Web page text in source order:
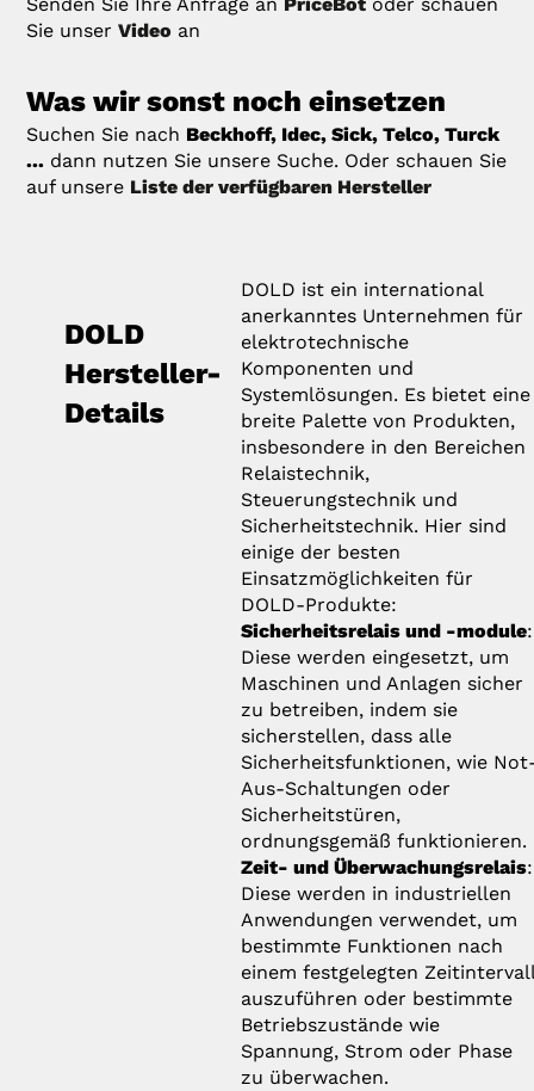
Sie unserVideo an
Was wir sonst noch einsetzen
Suchen Sie nach Beckhoff, Idec, Sick, Telco, Turck
... dann nutzen Sie unsere Suche. Oder schauen Sie
auf unsere Liste der verfügbaren Hersteller
DOLD
Hersteller-
Details
DOLD ist ein international
anerkanntes Unternehmen für
elektrotechnische
Komponenten und
Systemlösungen. Es bietet eine
breite Palette von Produkten,
insbesondere in den Bereichen
Relaistechnik,
Steuerungstechnik und
Sicherheitstechnik. Hier sind
einige der besten
Einsatzmöglichkeiten für
DOLD-Produkte:
Sicherheitsrelais und -module:
Diese werden eingesetzt, um
Maschinen und Anlagen sicher
zu betreiben, indem sie
sicherstellen, dass alle
Sicherheitsfunktionen, wie
Aus-Schaltungen oder
Sicherheitstüren,
ordnungsgemäß funktionieren.
Zeit- und Überwachungsrelais:
Diese werden in industriellen
Anwendungen verwendet, um
bestimmte Funktionen nach
einem festgelegten
auszuführen oder bestimmte
Betriebszustände wie
Spannung, Strom oder Phase
zu überwachen.